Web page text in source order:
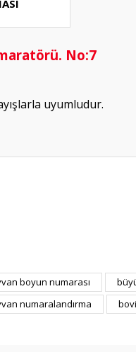
No:7
uyumludur.
boyun numarası
numaralandırma